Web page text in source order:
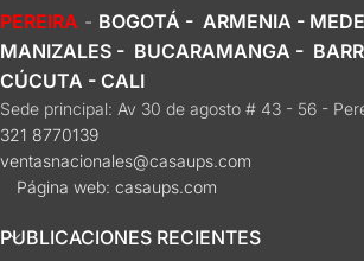
PEREIRA - BOGOTÁ - ARMENIA -
MANIZALES - BUCARAMANGA -
CÚCUTA - CALI
Sede principal: Av 30 de agosto # 43 - 56 -
321 8770139
ventasnacionales@casaups.com
Página web: casaups.com
PUBLICACIONES RECIENTES